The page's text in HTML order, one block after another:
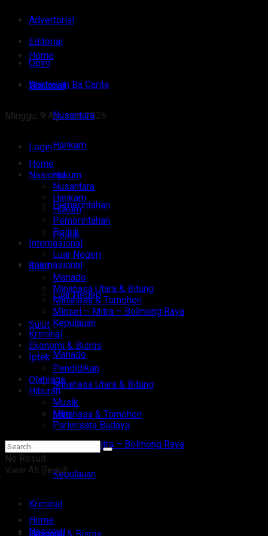
Advertorial
Editorial
Opini
Wartawan Ba Carita
Minggu, 9 Agustus 2026
Login
Home
Nasional
Nusantara
Hankam
Hukum
Pemerintahan
Politik
Internasional
Luar Negeri
Sulut
Manado
Minahasa Utara & Bitung
Minahasa & Tomohon
Minsel – Mitra – Bolmong Raya
Kepulauan
Kriminal
Home
Nasional
Nusantara
Hankam
Hukum
Pemerintahan
Politik
Internasional
Luar Negeri
Sulut
Manado
Minahasa Utara & Bitung
Minahasa & Tomohon
Minsel – Mitra – Bolmong Raya
Kepulauan
Kriminal
Ekonomi & Bisnis
Iptek
Pendidikan
Olahraga
Hiburan
Musik
Film
Pariwisata Budaya
No Result
View All Result
Home
Nasional